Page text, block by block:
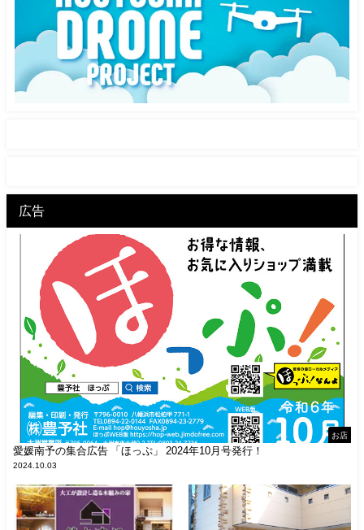
広告
お店
愛媛南予の集合広告 「ほっぷ」 2024年10月号発行！
2024.10.03